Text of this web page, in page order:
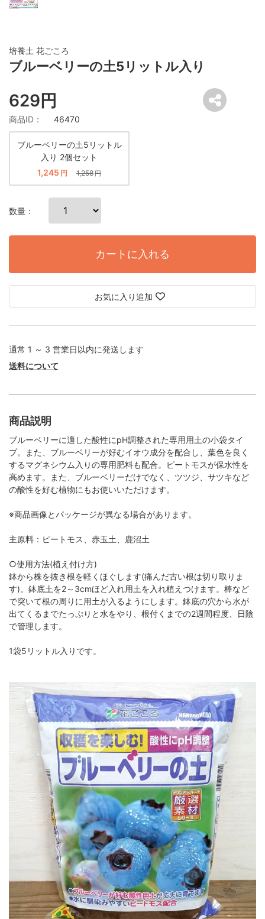
培養土 花ごころ
ブルーベリーの土5リットル入り
629円
商品ID： 46470
ブルーベリーの土5リットル
入り 2個セット
1,245 円 1,258円
数量：
カートに入れる
お気に入り追加
通常 1 ～ 3 営業日以内に発送します
送料について
商品説明
ブルーベリーに適した酸性にpH調整された専用用土の小袋タイ
プ。また、ブルーベリーが好むイオウ成分を配合し、葉色を良く
するマグネシウム入りの専用肥料も配合。ピートモスが保水性を
高めます。また、ブルーベリーだけでなく、ツツジ、サツキなど
の酸性を好む植物にもお使いいただけます。
※商品画像とパッケージが異なる場合があります。
主原料：ピートモス、赤玉土、鹿沼土
○使用方法(植え付け方)
鉢から株を抜き根を軽くほぐします(痛んだ古い根は切り取りま
す)。鉢底土を2～3cmほど入れ用土を入れ植えつけます。棒など
で突いて根の周りに用土が入るようにします。鉢底の穴から水が
出てくるまでたっぷりと水をやり、根付くまでの2週間程度、日陰
で管理します。
1袋5リットル入りです。